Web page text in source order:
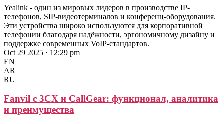
Yealink - один из мировых лидеров в производстве IP-
телефонов, SIP-видеотерминалов и конференц-оборудования.
Эти устройства широко используются для корпоративной
телефонии благодаря надёжности, эргономичному дизайну и
поддержке современных VoIP-стандартов.
Oct 29 2025 · 12:29 pm
EN
AR
RU
Fanvil с 3CX и CallGear: функционал, аналитика
и преимущества